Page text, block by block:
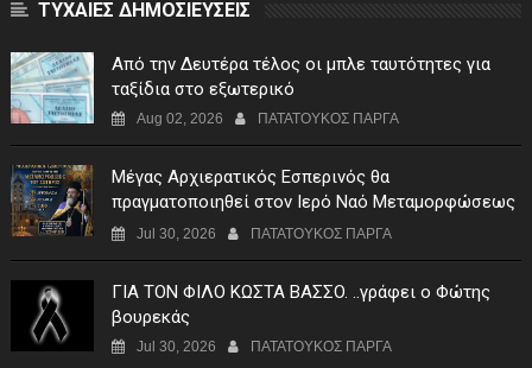
ΤΥΧΑΙΕΣ ΔΗΜΟΣΙΕΥΣΕΙΣ
Από την Δευτέρα τέλος οι μπλε ταυτότητες για
ταξίδια στο εξωτερικό
Aug 02, 2026 ΠΑΤΑΤΟΥΚΟΣ ΠΑΡΓΑ
Μέγας Αρχιερατικός Εσπερινός θα
πραγματοποιηθεί στον Ιερό Ναό Μεταμορφώσεως
του Σωτήρος Σταυροχωρίου στης 5 Αυγούστου
Jul 30, 2026 ΠΑΤΑΤΟΥΚΟΣ ΠΑΡΓΑ
ΓIA TON ΦIΛO KΩΣTA BAΣΣO. ..γράφει ο Φώτης
βουρεκάς
Jul 30, 2026 ΠΑΤΑΤΟΥΚΟΣ ΠΑΡΓΑ